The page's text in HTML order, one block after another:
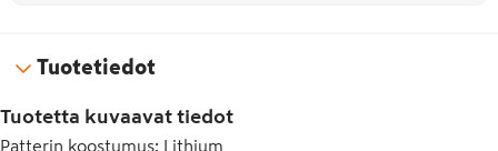
Tuotetiedot
Tuotetta kuvaavat tiedot
Patterin koostumus: Lithium